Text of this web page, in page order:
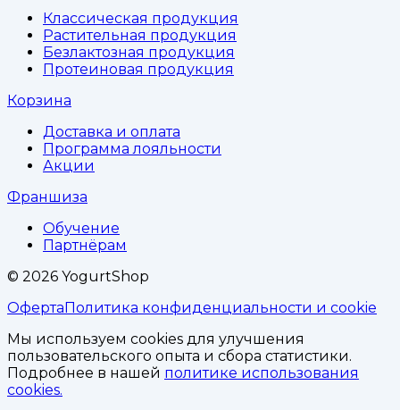
Классическая продукция
Растительная продукция
Безлактозная продукция
Протеиновая продукция
Корзина
Доставка и оплата
Программа лояльности
Акции
Франшиза
Обучение
Партнёрам
© 2026 YogurtShop
ОфертаПолитика конфиденциальности и cookie
Мы используем cookies для улучшения
пользовательского опыта и сбора статистики.
Подробнее в нашей политике использования
cookies.